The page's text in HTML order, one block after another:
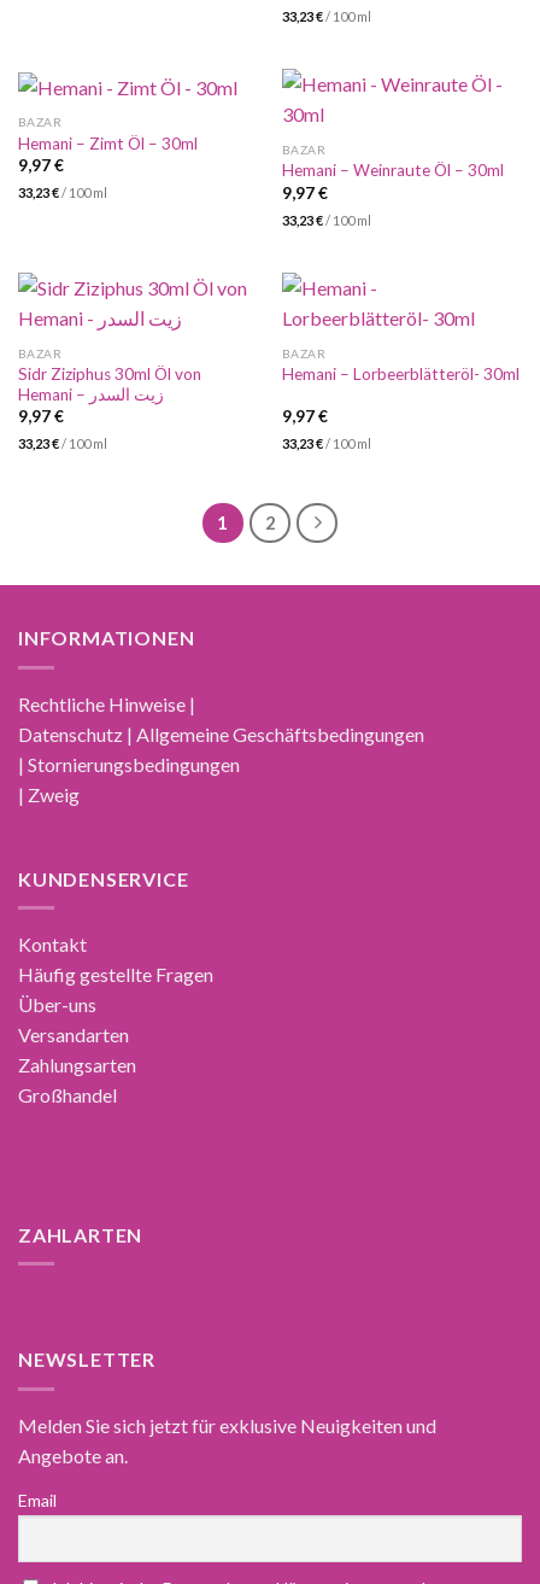
33,23€/ 100 ml
BAZAR
Hemani – Zimt Öl – 30ml
9,97€
33,23€/ 100 ml
BAZAR
Hemani – Weinraute Öl – 30ml
9,97€
33,23€/ 100 ml
BAZAR
Sidr Ziziphus 30ml Öl von
Hemani – زيت السدر
9,97€
33,23€/ 100 ml
BAZAR
Hemani – Lorbeerblätteröl- 30ml
9,97€
33,23€/ 100 ml
1 2
INFORMATIONEN
Rechtliche Hinweise |
Datenschutz | Allgemeine Geschäftsbedingungen
| Stornierungsbedingungen
| Zweig
KUNDENSERVICE
Kontakt
Häufig gestellte Fragen
Über-uns
Versandarten
Zahlungsarten
Großhandel
ZAHLARTEN
NEWSLETTER
Melden Sie sich jetzt für exklusive Neuigkeiten und
Angebote an.
Email